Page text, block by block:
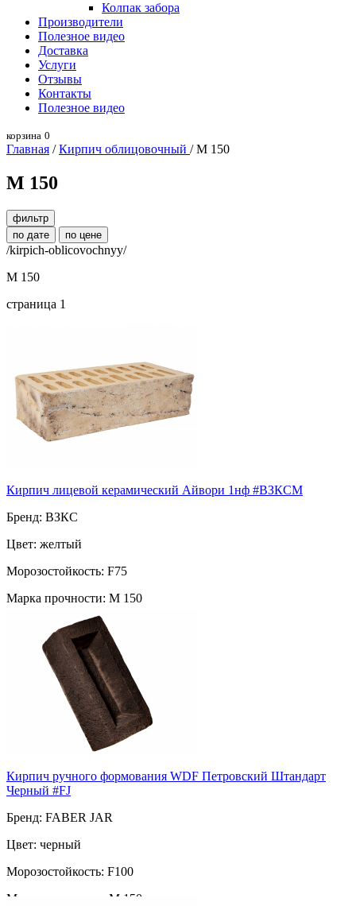
Колпак забора
Производители
Полезное видео
Доставка
Услуги
Отзывы
Контакты
Полезное видео
корзина 0
Главная /Кирпич облицовочный / М 150
М 150
фильтр
по дате
по цене
/kirpich-oblicovochnyy/
М 150
страница 1
Кирпич лицевой керамический Айвори 1нф #ВЗКСМ
Бренд: ВЗКС
Цвет: желтый
Морозостойкость: F75
Марка прочности: М 150
Поверхность: рустик
Пустотность: пустотелый
Кирпич ручного формования WDF Петровский Штандарт
Черный #FJ
Бренд: FABER JAR
Цвет: черный
Морозостойкость: F100
Марка прочности: М 150